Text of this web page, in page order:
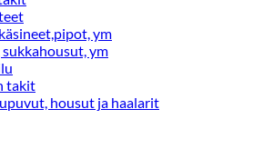
ym
sukkahousut, ym
takit
housut ja haalarit